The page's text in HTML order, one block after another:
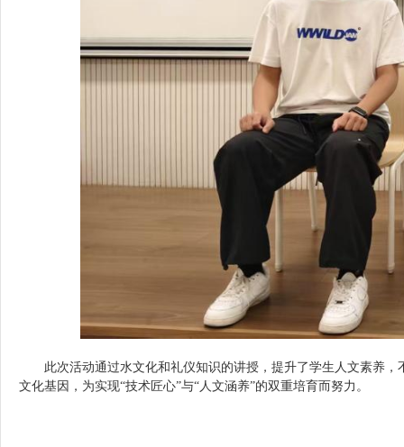
此次活动通过水文化和礼仪知识的讲授，提升了学生人文素养
文化基因，为实现“技术匠心”与“人文涵养”的双重培育而努力。